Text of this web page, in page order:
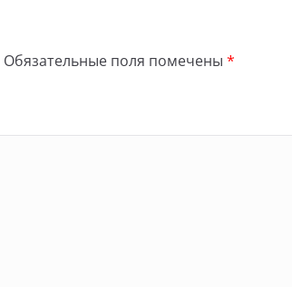
Обязательные поля помечены *